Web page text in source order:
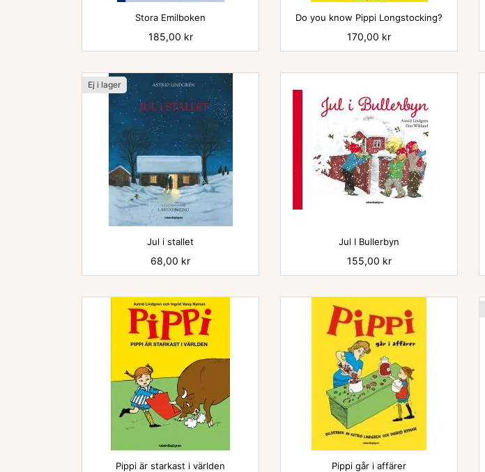

Stora Emilboken
Pris
185,00 kr

Do you know Pippi Longstocking?
Pris
170,00 kr
Ej i lager
Jul i stallet
Pris
68,00 kr

Jul I Bullerbyn
Pris
155,00 kr

Pippi är starkast i världen 
Pippi går i affärer